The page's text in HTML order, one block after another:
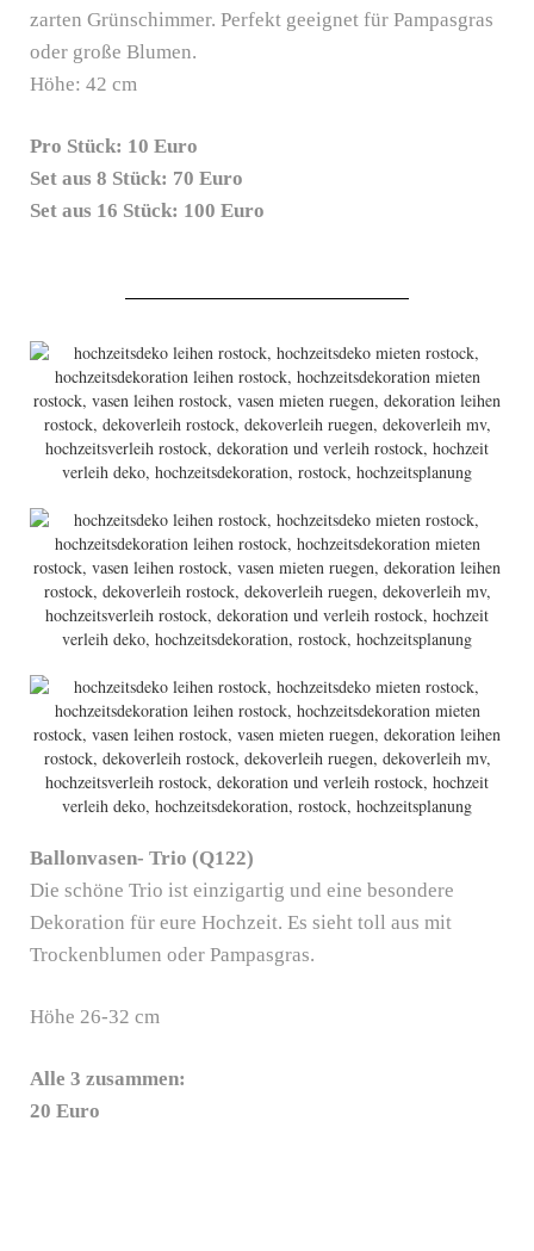
zarten Grünschimmer. Perfekt geeignet für Pampasgras
oder große Blumen.
Höhe: 42 cm
Pro Stück: 10 Euro
Set aus 8 Stück: 70 Euro
Set aus 16 Stück: 100 Euro
Ballonvasen- Trio (Q122)
Die schöne Trio ist einzigartig und eine besondere
Dekoration für eure Hochzeit. Es sieht toll aus mit
Trockenblumen oder Pampasgras.
Höhe 26-32 cm
Alle 3 zusammen:
20 Euro